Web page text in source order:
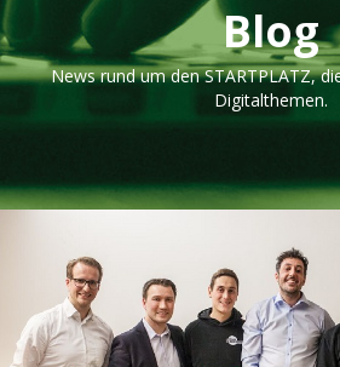
Blog
News rund um den STARTPLATZ,
Digitalthemen.